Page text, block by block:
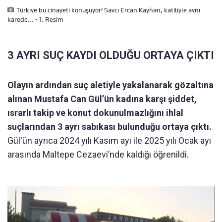
Türkiye bu cinayeti konuşuyor! Savcı Ercan Kayhan, katiliyle aynı
karede... - 1. Resim
3 AYRI SUÇ KAYDI OLDUĞU ORTAYA ÇIKTI
Olayın ardından suç aletiyle yakalanarak gözaltına
alınan Mustafa Can Gül’ün kadına karşı şiddet,
ısrarlı takip ve konut dokunulmazlığını ihlal
suçlarından 3 ayrı sabıkası bulunduğu ortaya çıktı.
Gül'ün ayrıca 2024 yılı Kasım ayı ile 2025 yılı Ocak ayı
arasında Maltepe Cezaevi’nde kaldığı öğrenildi.